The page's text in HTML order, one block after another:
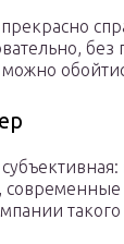
без
такого